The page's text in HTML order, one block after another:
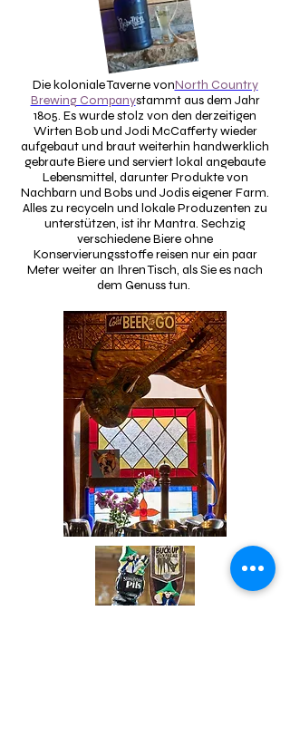
Die koloniale Taverne vonNorth Country
Brewing Companystammt aus dem Jahr
1805. Es wurde stolz von den derzeitigen
Wirten Bob und Jodi McCafferty wieder
aufgebaut und braut weiterhin handwerklich
gebraute Biere und serviert lokal angebaute
Lebensmittel, darunter Produkte von
Nachbarn und Bobs und Jodis eigener Farm.
Alles zu recyceln und lokale Produzenten zu
unterstützen, ist ihr Mantra. Sechzig
verschiedene Biere ohne
Konservierungsstoffe reisen nur ein paar
Meter weiter an Ihren Tisch, als Sie es nach
dem Genuss tun.